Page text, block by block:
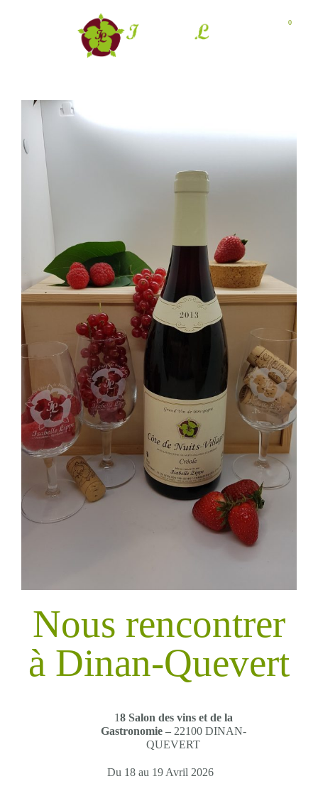
Nous rencontrer
à Dinan-Quevert
18 Salon des vins et de la
Gastronomie – 22100 DINAN-
QUEVERT
Du 18 au 19 Avril 2026